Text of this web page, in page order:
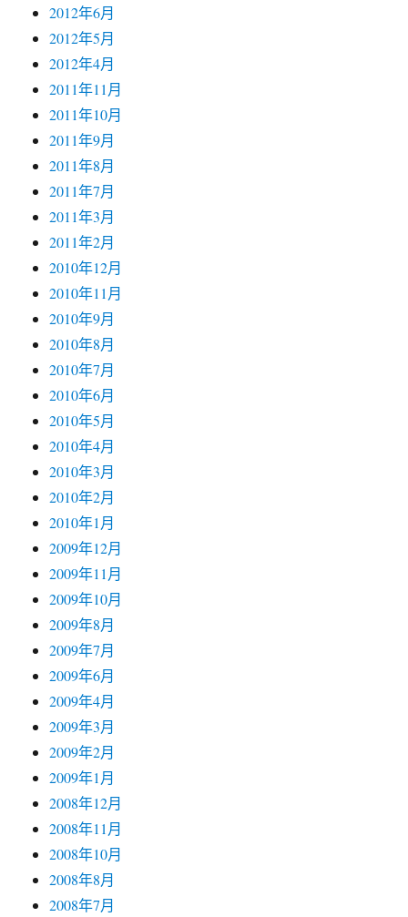
2012年6月
2012年5月
2012年4月
2011年11月
2011年10月
2011年9月
2011年8月
2011年7月
2011年3月
2011年2月
2010年12月
2010年11月
2010年9月
2010年8月
2010年7月
2010年6月
2010年5月
2010年4月
2010年3月
2010年2月
2010年1月
2009年12月
2009年11月
2009年10月
2009年8月
2009年7月
2009年6月
2009年4月
2009年3月
2009年2月
2009年1月
2008年12月
2008年11月
2008年10月
2008年8月
2008年7月